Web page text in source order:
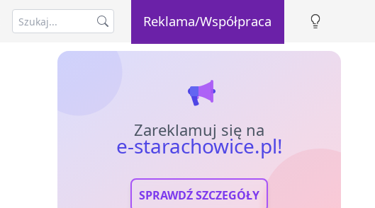
Reklama/Współpraca
Zareklamuj się na
e-starachowice.pl!
SPRAWDŹ SZCZEGÓŁY